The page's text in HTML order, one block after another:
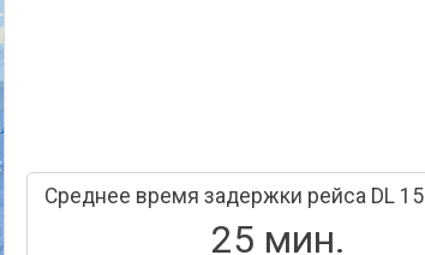
Среднее время задержки рейса DL
25 мин.